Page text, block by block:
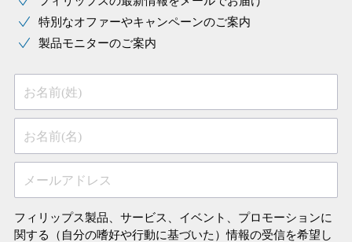
特別なオファーやキャンペーンのご案内
製品モニターのご案内
お名前(姓)
お名前(名)
メールアドレス
フィリップス製品、サービス、イベント、プロモーションに
関する（自分の嗜好や行動に基づいた）情報の受信を希望し